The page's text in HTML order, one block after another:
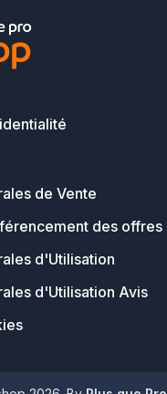
de Vente
des offres
d'Utilisation
d'Utilisation Avis